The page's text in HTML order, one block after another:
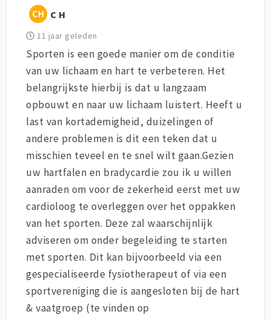
C H
11 jaar geleden
Sporten is een goede manier om de conditie
van uw lichaam en hart te verbeteren. Het
belangrijkste hierbij is dat u langzaam
opbouwt en naar uw lichaam luistert. Heeft u
last van kortademigheid, duizelingen of
andere problemen is dit een teken dat u
misschien teveel en te snel wilt gaan.Gezien
uw hartfalen en bradycardie zou ik u willen
aanraden om voor de zekerheid eerst met uw
cardioloog te overleggen over het oppakken
van het sporten. Deze zal waarschijnlijk
adviseren om onder begeleiding te starten
met sporten. Dit kan bijvoorbeeld via een
gespecialiseerde fysiotherapeut of via een
sportvereniging die is aangesloten bij de hart
& vaatgroep (te vinden op